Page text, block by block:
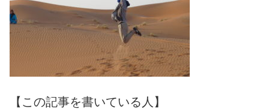
【この記事を書いている人】